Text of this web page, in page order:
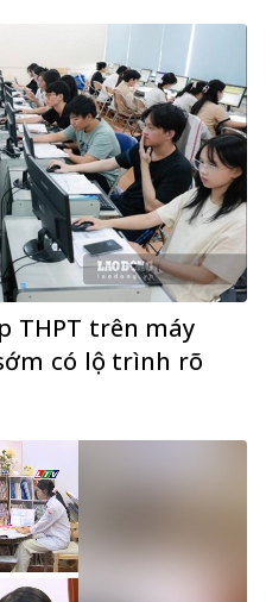
THPT trên máy
có lộ trình rõ